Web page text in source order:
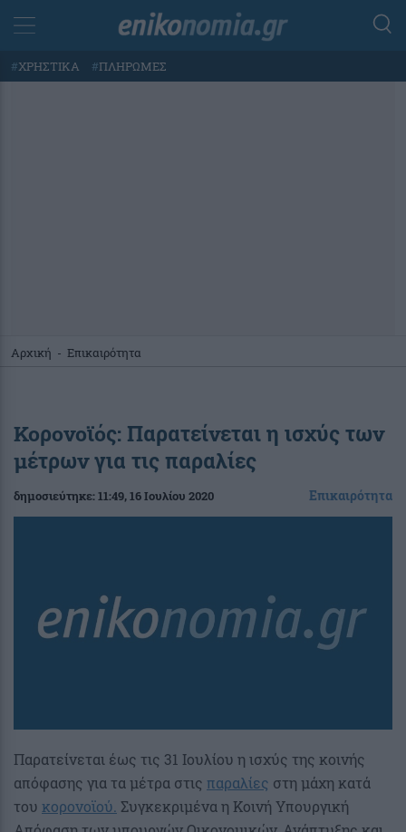
#ΧΡΗΣΤΙΚΑ #ΠΛΗΡΩΜΕΣ
Αρχική - Επικαιρότητα
Κορονοϊός: Παρατείνεται η ισχύς των
μέτρων για τις παραλίες
δημοσιεύτηκε:11:49, 16 Ιουλίου 2020 Επικαιρότητα
Παρατείνεται έως τις 31 Ιουλίου η ισχύς της κοινής
απόφασης για τα μέτρα στις παραλίες στη μάχη κατά
του κορονοϊού. Συγκεκριμένα η Κοινή Υπουργική